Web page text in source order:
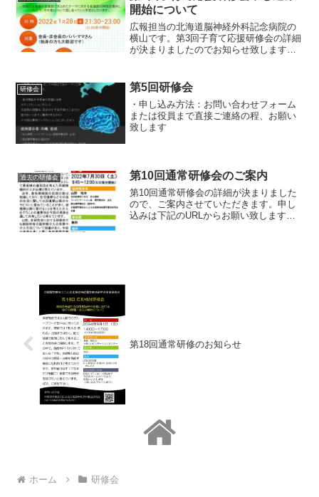
開始について
広報担当の北海道脳神経外科記念病院の
横山です。第3回子育て応援研修会の詳細
が決まりましたのでお知らせ致します。
でとします。申し込み方法は、ホームペ
ージの申し込みフォー...
研修会 第5回研修会
・申し込み方法：お問い合わせフォーム
または役員まで直接ご連絡の程、お願い
致します
過去の研修会 第10回通常研修会のご案内
第10回通常研修会の詳細が決まりました
ので、ご案内させていただきます。申し
込みは下記のURLからお願い致します。
第18回通常研修のお知らせ
ホーム 研修会